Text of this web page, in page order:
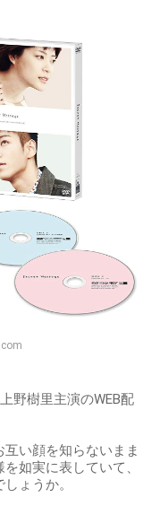
野樹里主演のWEB配
い顔を知らないまま
如実に表していて、
ょうか。